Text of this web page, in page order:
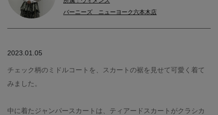
バーニーズ ニューヨーク六本木店
2023.01.05
チェック柄のミドルコートを、スカートの裾を見せて可愛く着て
みました。
中に着たジャンパースカートは、ティアードスカートがクラシカ